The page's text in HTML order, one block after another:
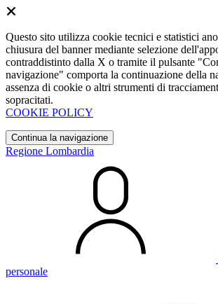
Questo sito utilizza cookie tecnici e statistici
chiusura del banner mediante selezione
contraddistinto dalla X o tramite il pulsante
navigazione" comporta la continuazione della
assenza di cookie o altri strumenti di
sopracitati.
COOKIE POLICY
Continua la navigazione
Regione Lombardia
personale